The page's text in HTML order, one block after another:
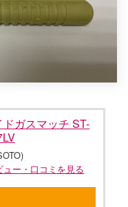
ドガスマッチ ST-
ー・口コミを見る